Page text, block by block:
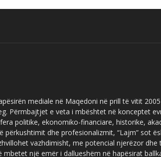
mediale në Maqedoni në prill të vitit
Përmbajtjet e veta i mbështet në konceptet
politike, ekonomiko-financiare, historike,
përkushtimit dhe profesionalizmit, “Lajm” sot
vazhdimisht, me potencial njerëzor
një emër i dallueshëm në hapësirat